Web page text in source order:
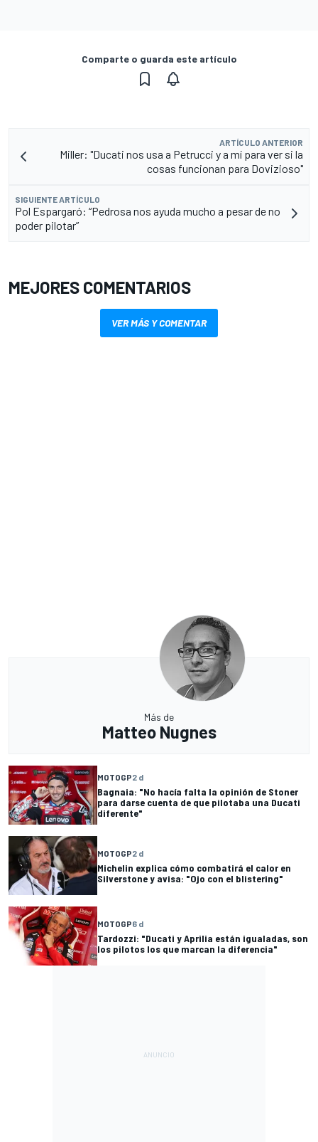
Comparte o guarda este artículo
ARTÍCULO ANTERIOR
Miller: "Ducati nos usa a Petrucci y a mí para ver si la
cosas funcionan para Dovizioso"
SIGUIENTE ARTÍCULO
Pol Espargaró: “Pedrosa nos ayuda mucho a pesar de no
poder pilotar”
MEJORES COMENTARIOS
VER MÁS Y COMENTAR
Más de
Matteo Nugnes
MOTOGP2 d
Bagnaia: "No hacía falta la opinión de Stoner
para darse cuenta de que pilotaba una Ducati
diferente"
MOTOGP2 d
Michelin explica cómo combatirá el calor en
Silverstone y avisa: "Ojo con el blistering"
MOTOGP6 d
Tardozzi: "Ducati y Aprilia están igualadas, son
los pilotos los que marcan la diferencia"